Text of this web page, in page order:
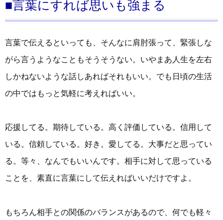
■言葉にすれば思いも強まる
言葉で伝えるといっても、そんなに肩肘張って、緊張しな
がら言うようなこともそうそうない。いやまあ人生を左右
しかねないような話しあればそれもいい。でも日頃の生活
の中ではもっと気軽に考えればいい。
応援してる。期待している。高く評価している。信用して
いる。信頼している。好き。愛してる。大事だと思ってい
る。等々、なんでもいいんです。相手に対して思っている
ことを、素直に言葉にして伝えればいいだけですよ。
もちろん相手との関係のバランスがあるので、何でも軽々